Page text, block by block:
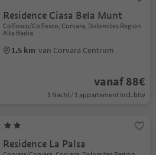
Residence Ciasa Bela Munt
Colfosco/Colfosco, Corvara, Dolomites Region
Alta Badia
1.5 km van Corvara Centrum
vanaf 88€
1 Nacht / 1 appartement Incl. btw
Residence La Palsa